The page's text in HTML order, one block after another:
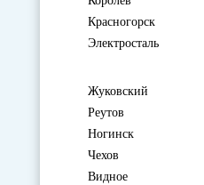
Красногорск
Электросталь
Жуковский
Реутов
Ногинск
Чехов
Видное